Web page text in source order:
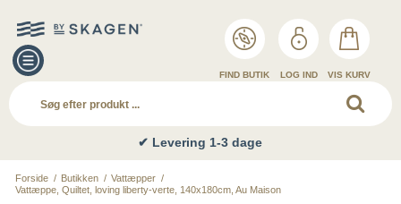
FIND BUTIK LOG IND VIS KURV
✔ Levering 1-3 dage
Forside / Butikken / Vattæpper /
Vattæppe, Quiltet, loving liberty-verte, 140x180cm, Au Maison